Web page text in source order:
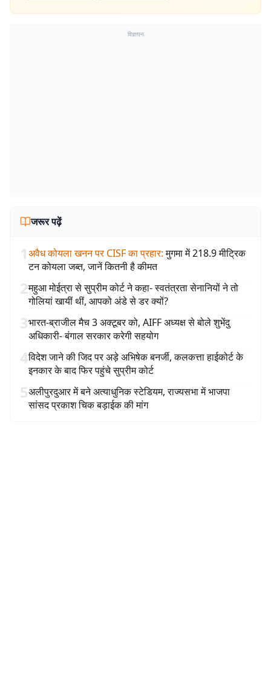
विज्ञापन
जरूर पढ़ें
1अवैध कोयला खनन पर CISF का प्रहार: मुगमा में 218.9 मीट्रिक
टन कोयला जब्त, जानें कितनी है कीमत
2महुआ मोईत्रा से सुप्रीम कोर्ट ने कहा- स्वतंत्रता सेनानियों ने तो
गोलियां खायीं थीं, आपको अंडे से डर क्यों?
3भारत-ब्राजील मैच 3 अक्टूबर को, AIFF अध्यक्ष से बोले शुभेंदु
अधिकारी- बंगाल सरकार करेगी सहयोग
4विदेश जाने की जिद पर अड़े अभिषेक बनर्जी, कलकत्ता हाईकोर्ट के
इनकार के बाद फिर पहुंचे सुप्रीम कोर्ट
5अलीपुरदुआर में बने अत्याधुनिक स्टेडियम, राज्यसभा में भाजपा
सांसद प्रकाश चिक बड़ाईक की मांग